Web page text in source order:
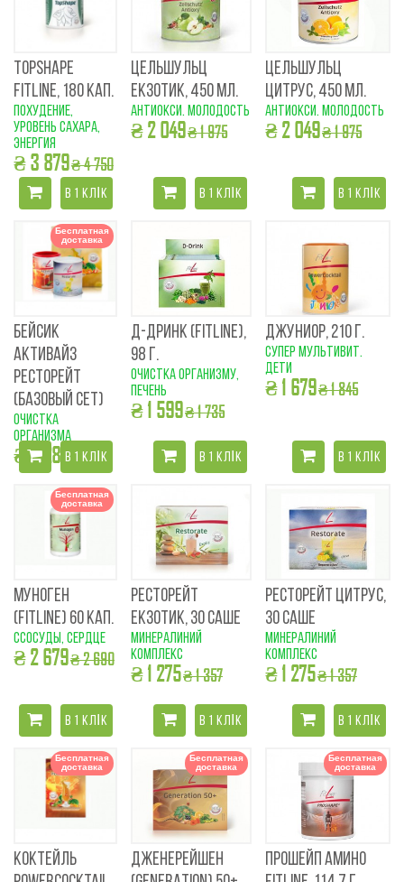
TOPSHAPE
FITLINE, 180 КАП.
похудение,
уровень сахара,
энергия
₴ 3 879₴ 4 750
В 1 КЛІК
ЦЕЛЬШУЛЬЦ
ЕКЗОТИК, 450 МЛ.
антиокси. молодость
₴ 2 049₴ 1 975
В 1 КЛІК
ЦЕЛЬШУЛЬЦ
ЦИТРУС, 450 МЛ.
антиокси. молодость
₴ 2 049₴ 1 975
В 1 КЛІК
Бесплатная
доставка
БЕЙСИК
АКТИВАЙЗ
РЕСТОРЕЙТ
(БАЗОВЫЙ СЕТ)
очистка
организма
₴ 5 289 ₴ 5 190
В 1 КЛІК
Д-ДРИНК (FITLINE),
98 Г.
очистка организму,
печень
₴ 1 599₴ 1 735
В 1 КЛІК
ДЖУНИОР, 210 Г.
супер мультивит.
дети
₴ 1 679₴ 1 845
В 1 КЛІК
Бесплатная
доставка
МУНОГЕН
(FITLINE) 60 КАП.
cсосуды, сердце
₴ 2 679₴ 2 690
В 1 КЛІК
РЕСТОРЕЙТ
ЕКЗОТИК, 30 САШЕ
минералиний
комплекс
₴ 1 275₴ 1 357
В 1 КЛІК
РЕСТОРЕЙТ ЦИТРУС,
30 САШЕ
минералиний
комплекс
₴ 1 275₴ 1 357
В 1 КЛІК
Бесплатная
доставка
КОКТЕЙЛЬ
Бесплатная
доставка
ДЖЕНЕРЕЙШЕН
Бесплатная
доставка
ПРОШЕЙП АМИНО